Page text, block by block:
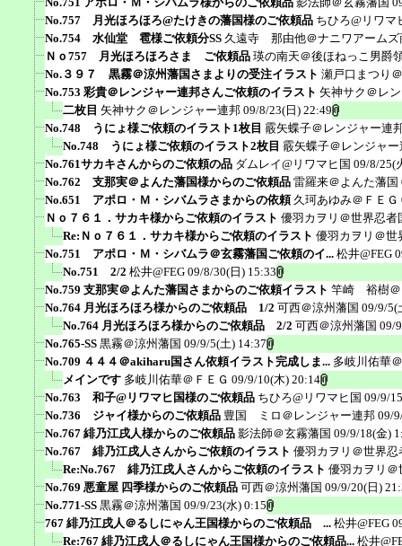
No.757 月光ほろほろ@たけきの藩国様のご依頼品 ちひろ@リワマ
No.754 水仙堂 雹様ご依頼分SS 久遠寺 那由他＠ナニワアームズ
Ｎｏ757 月光ほろほろさま ご依頼品 瑛の南天＠後ほねっこ男爵
No.３９７ 黒霧＠涼州藩国さまよりの受注イラスト 瀬戸口まつり
No.753 彩貴＠レンジャー連邦さんご依頼のイラスト 矢神サク＠レ
二枚目 矢神サク＠レンジャー連邦 09/8/23(日) 22:49
No.748 うにょ様ご依頼のイラスト1枚目 霰矢蝶子＠レンジャー連
No.748 うにょ様ご依頼のイラスト2枚目 霰矢蝶子＠レンジャー
No.761サカキさんからのご依頼の品 ダムレイ@リワマヒ国 09/8/25(
No.762 支那実＠よんた藩国様からのご依頼品 雷羅来＠よんた藩国
No.651 アポロ・Ｍ・シバムラさまからの依頼 久珂あゆみ＠ＦＥＧ
Ｎｏ７６１．サカキ様からご依頼のイラスト 優羽カヲリ＠世界忍者
Re:Ｎｏ７６１．サカキ様からご依頼のイラスト 優羽カヲリ＠世
No.751 アポロ・Ｍ・シバムラ＠玄霧藩国ご依頼のイ... 松井@FEG
No.751 2/2 松井@FEG 09/8/30(日) 15:33
No.759 支那実＠よんた藩国さまからのご依頼イラスト 竿崎 裕樹＠
No.764 月光ほろほろ様からのご依頼品 1/2 可西＠涼州藩国 09/9/5(
No.764 月光ほろほろ様からのご依頼品 2/2 可西＠涼州藩国 09/
No.765-SS 黒霧＠涼州藩国 09/9/5(土) 14:37
No.709 ４４４＠akiharu国さん依頼イラスト完成しま... 多岐川佑華
メインです 多岐川佑華＠ＦＥＧ 09/9/10(木) 20:14
No.763 和子@リワマヒ国様のご依頼品 ちひろ@リワマヒ国 09/9/
No.736 ジャイ様からのご依頼品 豊国 ミロ＠レンジャー連邦 09/
No.767 緋乃江戌人様からのご依頼品 影法師＠玄霧藩国 09/9/18(金)
No.767 緋乃江戌人さんからご依頼のイラスト 優羽カヲリ＠世界忍
Re:No.767 緋乃江戌人さんからご依頼のイラスト 優羽カヲリ＠
No.769 悪童屋 四季様からのご依頼品 可西＠涼州藩国 09/9/20(日)
No.771-SS 黒霧＠涼州藩国 09/9/23(水) 0:15
767 緋乃江戌人＠るしにゃん王国様からのご依頼品 ... 松井@FEG
Re:767 緋乃江戌人＠るしにゃん王国様からのご依頼品... 松井